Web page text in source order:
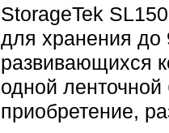
StorageTek
для хранения
развивающихся
одной ленточной
приобретение,